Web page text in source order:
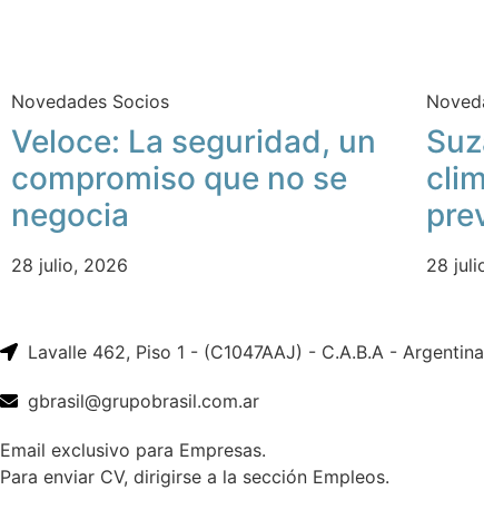
Novedades Socios
Veloce: La seguridad, un
compromiso que no se
negocia
28 julio, 2026 28
Lavalle 462, Piso 1 - (C1047AAJ) - C.A.B.A - Argentina
gbrasil@grupobrasil.com.ar
Email exclusivo para Empresas.
Para enviar CV, dirigirse a la sección Empleos.